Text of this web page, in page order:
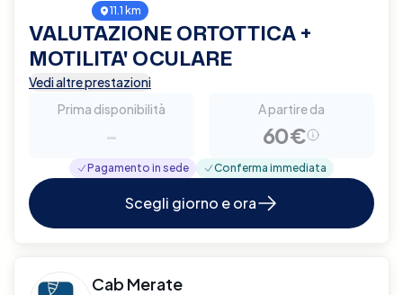
11.1 km
VALUTAZIONE ORTOTTICA +
MOTILITA' OCULARE
Vedi altre prestazioni
Prima disponibilità
-
A partire da
60€
Pagamento in sede Conferma immediata
Scegli giorno e ora
Cab Merate